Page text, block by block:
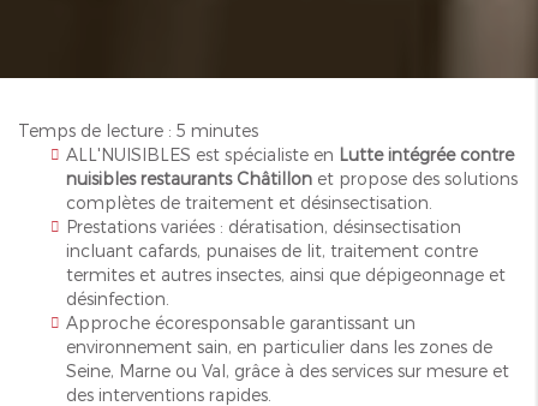
Temps de lecture : 5 minutes
ALL'NUISIBLES est spécialiste en Lutte intégrée contre
nuisibles restaurants Châtillon et propose des solutions
complètes de traitement et désinsectisation.
Prestations variées : dératisation, désinsectisation
incluant cafards, punaises de lit, traitement contre
termites et autres insectes, ainsi que dépigeonnage et
désinfection.
Approche écoresponsable garantissant un
environnement sain, en particulier dans les zones de
Seine, Marne ou Val, grâce à des services sur mesure et
des interventions rapides.